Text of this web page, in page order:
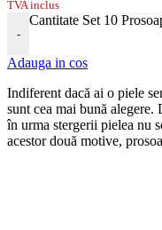
TVA inclus
-
Cantitate Set 10
Adauga in cos
Indiferent dacă ai o piele
sunt cea mai bună alegere.
în urma stergerii pielea nu
acestor două motive,